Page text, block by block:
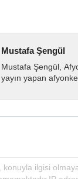
Mustafa Şengül
Mustafa Şengül,
yayın yapan
almakta, haber